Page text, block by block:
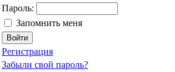
Пароль:
Запомнить меня
Регистрация
Забыли свой пароль?